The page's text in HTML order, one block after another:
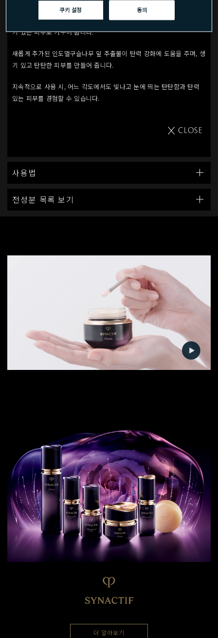
고농축의 퓨리파잉 뷰티파이어가 함유되어 부드럽고 탄탄한 탄력있는 피
부로 완성해줍니다. 풍부하고 부드러운 제형이 바르는 즉시 건강하고 윤
기 있는 피부로 가꾸어 줍니다.
새롭게 추가된 인도멀구슬나무 잎 추출물이 탄력 강화에 도움을 주며, 생
기 있고 탄탄한 피부를 만들어 줍니다.
지속적으로 사용 시, 어느 각도에서도 빛나고 눈에 띄는 탄탄함과 탄력
있는 피부를 경험할 수 있습니다.
CLOSE
사용법
전성분 목록 보기
더 알아보기
쿠키 설정 동의